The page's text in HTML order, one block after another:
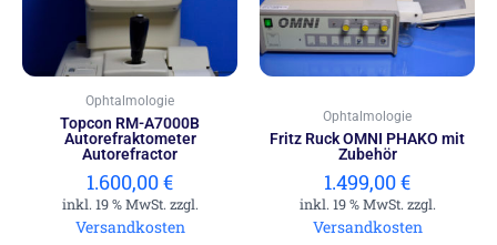
Ophtalmologie
Topcon RM-A7000B
Autorefraktometer
Autorefractor
1.600,00€
inkl. 19 % MwSt. zzgl.
Versandkosten
Ophtalmologie
Fritz Ruck OMNI PHAKO mit
Zubehör
1.499,00€
inkl. 19 % MwSt. zzgl.
Versandkosten